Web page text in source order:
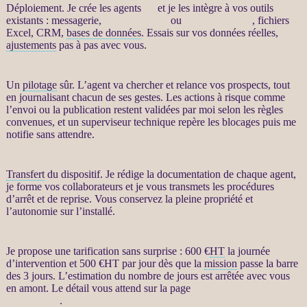
Déploiement. Je crée les agents
et je les intègre à vos outils
existants : messagerie,
ou
, fichiers
Excel, CRM, bases de données. Essais sur vos donnéesréelles,
ajustementspas à pas avec vous.
Un pilotagesûr. L’agentva chercher et relancevos prospects, tout
en journalisant chacun de ses gestes. Les actions à risque comme
l’envoi ou la publication restent validées par moi selon les règles
convenues, et un superviseur technique repère les blocages puis me
notifie sans attendre.
Transfertdu dispositif. Je rédige la documentation de chaque agent,
je forme vos collaborateurs et je vous transmets les procédures
d’arrêt et de reprise. Vous conservez la pleine propriété et
l’autonomie sur l’installé.
Je propose une tarification sans surprise : 600 €HTla journée
d’intervention et 500 €HTpar jour dès que la mission passe la barre
des 3 jours. L’estimation du nombre de jours est arrêtée avec vous
en amont. Le détail vous attend sur la page
.